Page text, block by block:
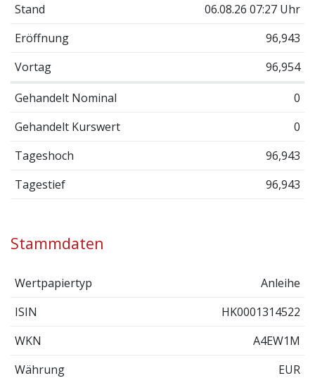
Stand
06.08.26 07:27 Uhr
Eröffnung
96,943
Vortag
96,954
Gehandelt Nominal
0
Gehandelt Kurswert
0
Tageshoch
96,943
Tagestief
96,943
Stammdaten
Wertpapiertyp
Anleihe
ISIN
HK0001314522
WKN
A4EW1M
Währung
EUR